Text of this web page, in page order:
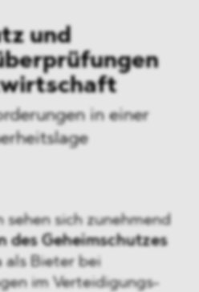
und
in einer
sehen sich zunehmend
des Geheimschutzes
als Bieter bei
im Verteidigungs-